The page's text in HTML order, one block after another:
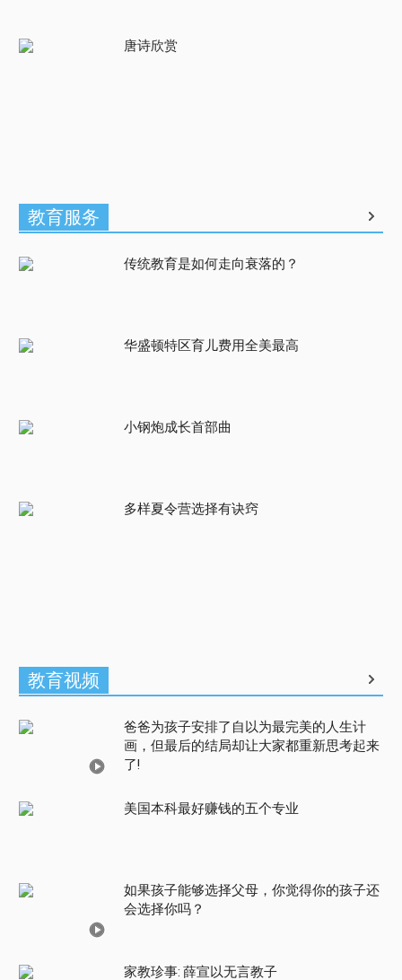
唐诗欣赏
教育服务
传统教育是如何走向衰落的？
华盛顿特区育儿费用全美最高
小钢炮成长首部曲
多样夏令营选择有诀窍
教育视频
爸爸为孩子安排了自以为最完美的人生计
画，但最后的结局却让大家都重新思考起来
了!
美国本科最好赚钱的五个专业
如果孩子能够选择父母，你觉得你的孩子还
会选择你吗？
家教珍事: 薛宣以无言教子